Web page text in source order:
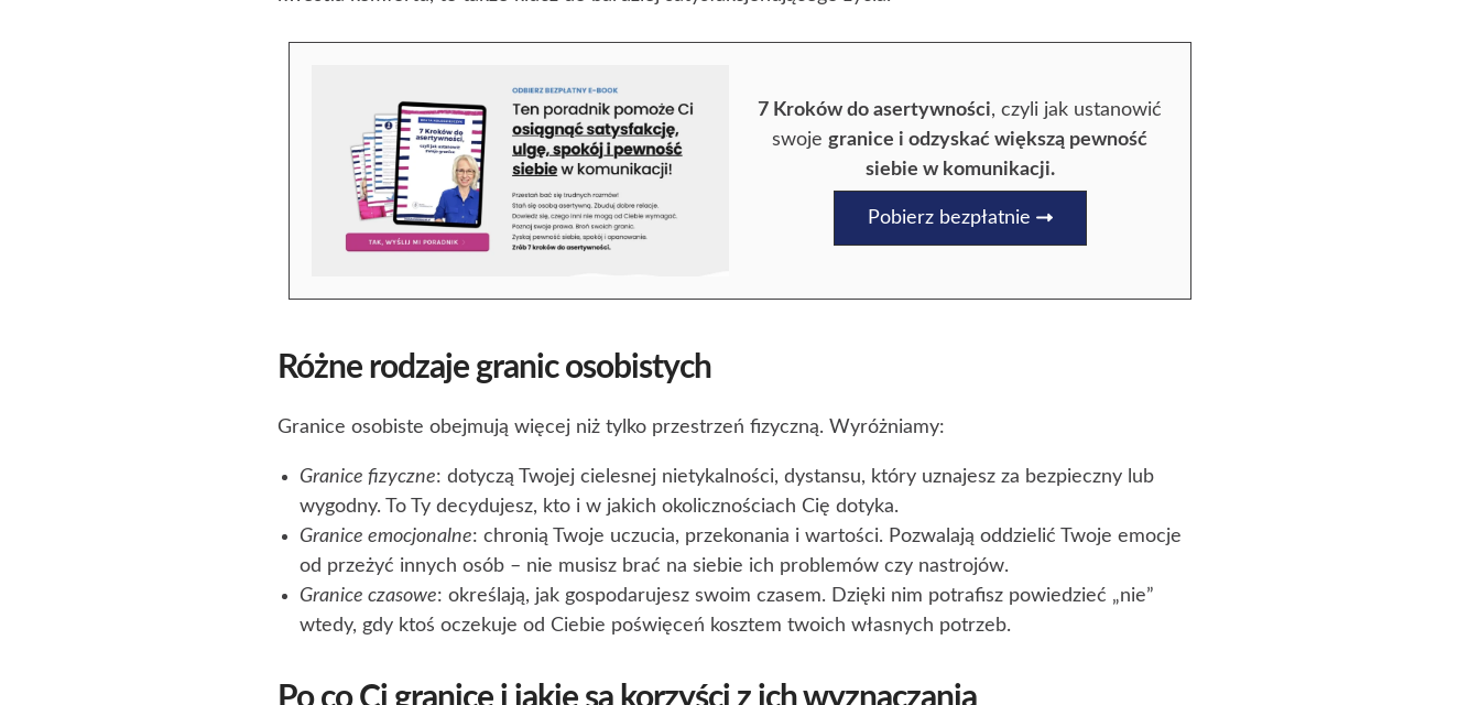
7 Kroków do asertywności, czyli jak ustanowić
swoje granice i odzyskać większą pewność
siebie w komunikacji.
Pobierz bezpłatnie
Różne rodzaje granic osobistych
Granice osobiste obejmują więcej niż tylko przestrzeń fizyczną. Wyróżniamy:
Granice fizyczne: dotyczą Twojej cielesnej nietykalności, dystansu, który uznajesz za bezpieczny lub
wygodny. To Ty decydujesz, kto i w jakich okolicznościach Cię dotyka.
Granice emocjonalne: chronią Twoje uczucia, przekonania i wartości. Pozwalają oddzielić Twoje emocje
od przeżyć innych osób – nie musisz brać na siebie ich problemów czy nastrojów.
Granice czasowe: określają, jak gospodarujesz swoim czasem. Dzięki nim potrafisz powiedzieć „nie”
wtedy, gdy ktoś oczekuje od Ciebie poświęceń kosztem twoich własnych potrzeb.
Po co Ci granice i jakie są korzyści z ich wyznaczania